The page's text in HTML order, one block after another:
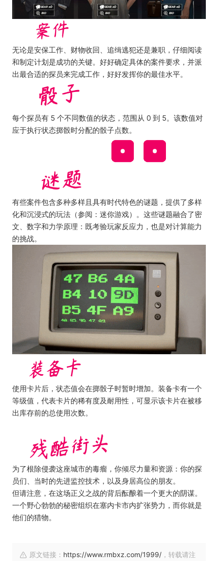
无论是安保工作、财物收回、追缉逃犯还是兼职，仔细阅读
和制定计划是成功的关键。好好确定具体的案件要求，并派
出最合适的探员来完成工作，好好发挥你的最佳水平。
每个探员有 5 个不同数值的状态，范围从 0 到 5。该数值对
应于执行状态掷骰时分配的骰子点数。
有些案件包含多种多样且具有时代特色的谜题，提供了多样
化和沉浸式的玩法（参阅：迷你游戏）。这些谜题融合了密
文、数字和力学原理：既考验玩家反应力，也是对计算能力
的挑战。
使用卡片后，状态值会在掷骰子时暂时增加。装备卡有一个
等级值，代表卡片的稀有度及耐用性，可显示该卡片在被移
出库存前的总使用次数。
为了根除侵袭这座城市的毒瘤，你倾尽力量和资源：你的探
员们、当时的先进监控技术，以及身居高位的朋友。
但请注意，在这场正义之战的背后酝酿着一个更大的阴谋。
一个野心勃勃的秘密组织在塞内卡市内扩张势力，而你就是
他们的猎物。
原文链接： https://www.rmbxz.com/1999/ ，转载请注